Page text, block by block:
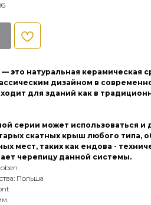
это натуральная керамическая
дизайном в
для зданий как в
серии может использоваться и
скатных крыш любого типа,
мест, таких как ендова -
черепицу данной системы.
Польша